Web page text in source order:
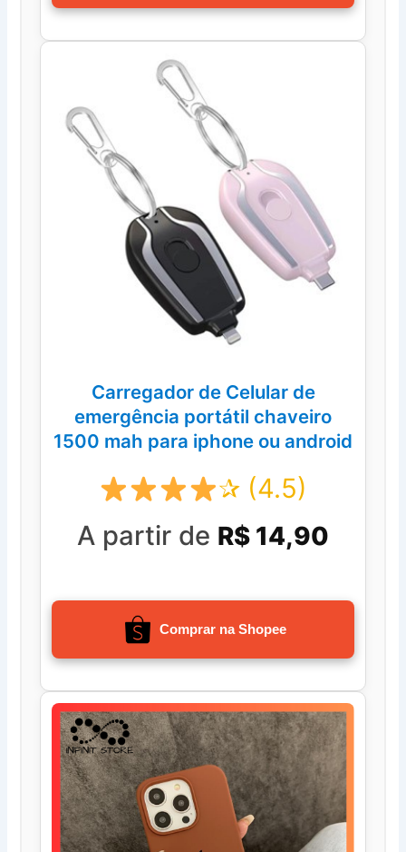
Carregador de Celular de
emergência portátil chaveiro
1500 mah para iphone ou android
✰ (4.5)
A partir de R$ 14,90
Comprar na Shopee